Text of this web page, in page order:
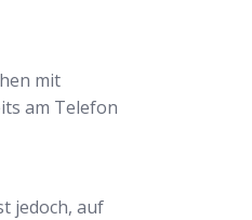
mit
am Telefon
jedoch, auf